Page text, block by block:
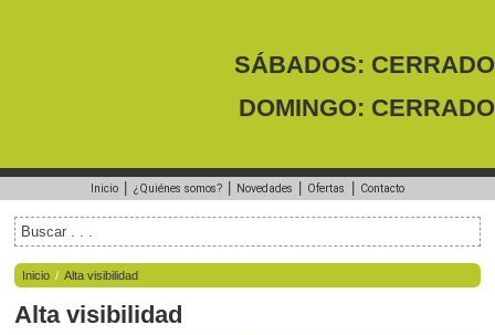
SÁBADOS: CERRADO
DOMINGO: CERRADO
Inicio ¿Quiénes somos? Novedades Ofertas Contacto
Inicio / Alta visibilidad
Alta visibilidad